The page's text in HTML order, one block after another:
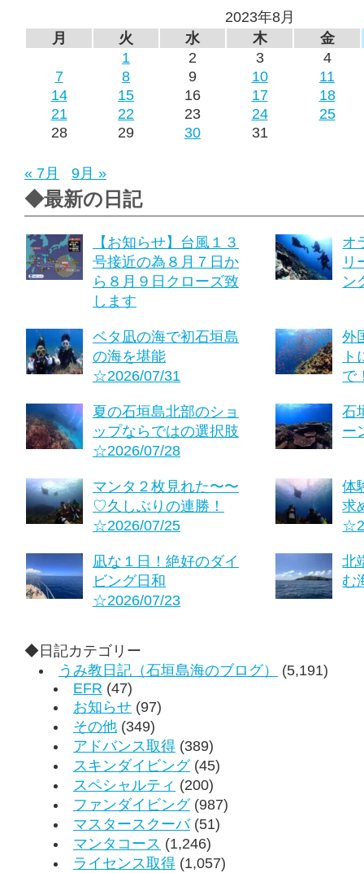
2023年8月
月
火 水 木
金
1
2 3
4
7
8 9 10
11
14
15 16 17
18
21
22 23 24
25
28
29 30 31
« 7月 9月 »
◆最新の日記
【お知らせ】台風１３
号接近の為８月７日か
ら８月９日クローズ致
します
オ
リ
ン
ベタ凪の海で初石垣島
の海を堪能
☆2026/07/31
外
で
夏の石垣島北部のショ
ップならではの選択肢
☆2026/07/28
石
ー
マンタ２枚見れた〜〜
♡久しぶりの連勝！
☆2026/07/25
体
求
凪な１日！絶好のダイ
ビング日和
☆2026/07/23
北
む
◆日記カテゴリー
うみ教日記（石垣島海のブログ）
(5,191)
EFR (47)
お知らせ (97)
その他 (349)
アドバンス取得 (389)
スキンダイビング(45)
スペシャルティ (200)
ファンダイビング(987)
マスタースクーバ(51)
マンタコース (1,246)
ライセンス取得 (1,057)